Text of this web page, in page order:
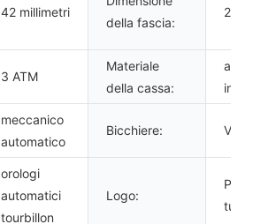
42 millimetri
della fascia:
20
3 ATM
Materiale
della cassa:
meccanico
automatico
Bicchiere:
orologi
automatici
tourbillon
Logo:
tuo